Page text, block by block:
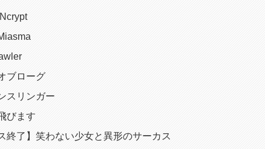
ブローグ
スリンガー
びます
終了】笑わない少女と異形のサーカス